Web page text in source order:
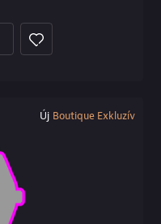
Új Boutique Exkluzív